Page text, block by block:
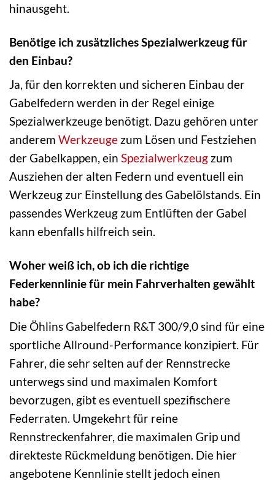
hinausgeht.
Benötige ich zusätzliches Spezialwerkzeug für
den Einbau?
Ja, für den korrekten und sicheren Einbau der
Gabelfedern werden in der Regel einige
Spezialwerkzeuge benötigt. Dazu gehören unter
anderem Werkzeuge zum Lösen und Festziehen
der Gabelkappen, ein Spezialwerkzeug zum
Ausziehen der alten Federn und eventuell ein
Werkzeug zur Einstellung des Gabelölstands. Ein
passendes Werkzeug zum Entlüften der Gabel
kann ebenfalls hilfreich sein.
Woher weiß ich, ob ich die richtige
Federkennlinie für mein Fahrverhalten gewählt
habe?
Die Öhlins Gabelfedern R&T 300/9,0 sind für eine
sportliche Allround-Performance konzipiert. Für
Fahrer, die sehr selten auf der Rennstrecke
unterwegs sind und maximalen Komfort
bevorzugen, gibt es eventuell spezifischere
Federraten. Umgekehrt für reine
Rennstreckenfahrer, die maximalen Grip und
direkteste Rückmeldung benötigen. Die hier
angebotene Kennlinie stellt jedoch einen